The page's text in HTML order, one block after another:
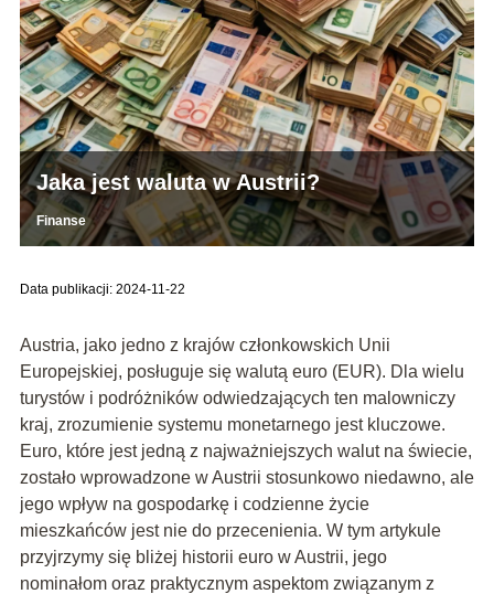
Jaka jest waluta w Austrii?
Finanse
Data publikacji: 2024-11-22
Austria, jako jedno z krajów członkowskich Unii
Europejskiej, posługuje się walutą euro (EUR). Dla wielu
turystów i podróżników odwiedzających ten malowniczy
kraj, zrozumienie systemu monetarnego jest kluczowe.
Euro, które jest jedną z najważniejszych walut na świecie,
zostało wprowadzone w Austrii stosunkowo niedawno, ale
jego wpływ na gospodarkę i codzienne życie
mieszkańców jest nie do przecenienia. W tym artykule
przyjrzymy się bliżej historii euro w Austrii, jego
nominałom oraz praktycznym aspektom związanym z